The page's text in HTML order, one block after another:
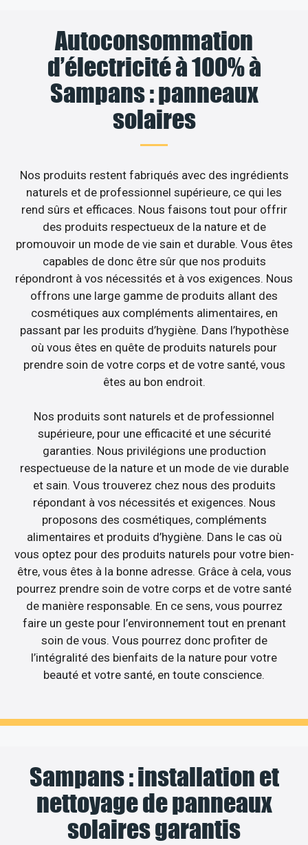
Autoconsommation
d’électricité à 100% à
Sampans : panneaux
solaires
Nos produits restent fabriqués avec des ingrédients
naturels et de professionnel supérieure, ce qui les
rend sûrs et efficaces. Nous faisons tout pour offrir
des produits respectueux de la nature et de
promouvoir un mode de vie sain et durable. Vous êtes
capables de donc être sûr que nos produits
répondront à vos nécessités et à vos exigences. Nous
offrons une large gamme de produits allant des
cosmétiques aux compléments alimentaires, en
passant par les produits d’hygiène. Dans l’hypothèse
où vous êtes en quête de produits naturels pour
prendre soin de votre corps et de votre santé, vous
êtes au bon endroit.
Nos produits sont naturels et de professionnel
supérieure, pour une efficacité et une sécurité
garanties. Nous privilégions une production
respectueuse de la nature et un mode de vie durable
et sain. Vous trouverez chez nous des produits
répondant à vos nécessités et exigences. Nous
proposons des cosmétiques, compléments
alimentaires et produits d’hygiène. Dans le cas où
vous optez pour des produits naturels pour votre bien-
être, vous êtes à la bonne adresse. Grâce à cela, vous
pourrez prendre soin de votre corps et de votre santé
de manière responsable. En ce sens, vous pourrez
faire un geste pour l’environnement tout en prenant
soin de vous. Vous pourrez donc profiter de
l’intégralité des bienfaits de la nature pour votre
beauté et votre santé, en toute conscience.
Sampans : installation et
nettoyage de panneaux
solaires garantis